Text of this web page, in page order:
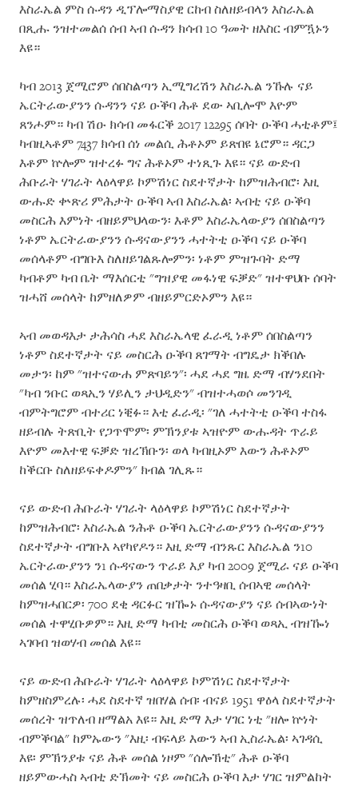
እስራኤል ምስ ሱዳን ዲፕሎማስያዊ ርከብ ስለዘይብላን እስራኤል
በጺሑ ንዝተመልሰ ሰብ ኣብ ሱዳን ክሳብ 10 ዓመት ዘእስር ብምዃኑን
እዩ።
ካብ 2013 ጀሚሮም ሰበስልጣን ኢሚግረሽን እስራኤል ንኹሉ ናይ
ኤርትራውያንን ሱዳንን ናይ ዑቕባ ሕቶ ደው ኣቢሎሞ እዮም
ጸንሖም። ካብ ሽዑ ክሳብ መፋርቕ 2017 12295 ሰባት ዑቕባ ሓቲቶም፤
ካብዚኣቶም 7437 ክሳብ ሰነ መልሲ ሕቶኦም ይጽበዩ ኔሮም። ዳርጋ
እቶም ኵሎም ዝተረፉ ግና ሕቶኦም ተነጺጉ እዩ። ናይ ውድብ
ሕቡራት ሃገራት ላዕላዋይ ኮምሽነር ስደተኛታት ከምዝሕብሮ፡ እዚ
ውሑድ ቍጽሪ ምሕታት ዑቕባ ኣብ እስራኤል፡ ኣብቲ ናይ ዑቕባ
መስርሕ እምነት ብዘይምህላውን፡ እቶም እስራኤላውያን ሰበስልጣን
ነቶም ኤርትራውያንን ሱዳናውያንን ሓተትቲ ዑቕባ ናይ ዑቕባ
መሰላቶም ብግቡእ ስለዘይገልጹሎምን፡ ነቶም ምዝጉባት ድማ
ካብቶም ካብ ቤት ማእሰርቲ "ግዝያዊ መፋነዊ ፍቓድ" ዝተዋህቡ ሰባት
ዝሓሸ መሰላት ከምዘለዎም ብዘይምርድኦምን እዩ።
ኣብ መወዳእታ ታሕሳስ ሓደ እስራኤላዊ ፈራዲ ነቶም ሰበስልጣን
ነቶም ስደተኛታት ናይ መስርሕ ዑቕባ ጸገማት ብግዴታ ክቕበሉ
መታን፡ ከም "ዝተናውሐ ምጽባይን"፡ ሓደ ሓደ ግዜ ድማ ብሃንደበት
"ካብ ንቡር ወጻኢን ሃይሊን ታህዲድን" ብዝተሓወሶ መንገዲ
ብምትግሮም ብተሪር ነቒፉ። እቲ ፈራዲ፡ "ገለ ሓተትቲ ዑቕባ ተስፋ
ዘይብሉ ትጽቢት የጋጥሞም፡ ምኽንያቱ ኣዝዮም ውሑዳት ጥራይ
እዮም መእተዊ ፍቓድ ዝረኽቡን፡ ወላ ካብዚኦም እውን ሕቶኦም
ከቕርቡ ስለዘይፍቀዶምን" ክብል ገሊጹ።
ናይ ውድብ ሕቡራት ሃገራት ላዕላዋይ ኮምሽነር ስደተኛታት
ከምዝሕብሮ፡ እስራኤል ንሕቶ ዑቕባ ኤርትራውያንን ሱዳናውያንን
ስደተኛታት ብግቡእ ኣየካየዶን። እዚ ድማ ብንጹር እስራኤል ን10
ኤርትራውያንን ን1 ሱዳናውን ጥራይ እያ ካብ 2009 ጀሚራ ናይ ዑቕባ
መሰል ሂባ። እስራኤላውያን ጠበቃታት ንተዓዛቢ ሰብኣዊ መሰላት
ከምዝሓበርዎ፡ 700 ደቂ ዳርፉር ዝዀኑ ሱዳናውያን ናይ ሰብኣውነት
መሰል ተዋሂቡዎም። እዚ ድማ ካብቲ መስርሕ ዑቕባ ወጻኢ ብዝዀነ
ኣገባብ ዝወሃብ መሰል እዩ።
ናይ ውድብ ሕቡራት ሃገራት ላዕላዋይ ኮምሽነር ስደተኛታት
ከምዘስምረሉ፡ ሓደ ስደተኛ ዝበሃል ሰብ፡ ብናይ 1951 ዋዕላ ስደተኛታት
መሰረት ዝጥለብ ዘማልአ እዩ። እዚ ድማ እታ ሃገር ነቲ "ዘሎ ኵነት
ብምቕባል" ከምኡውን "እዚ፡ ብፍላይ እውን ኣብ ኢስራኤል፡ ኣገዳሲ
እዩ፡ ምኽንያቱ ናይ ሕቶ መሰል ነዞም "ሰሎኽቲ" ሕቶ ዑቕባ
ዘይምውሓስ ኣብቲ ድኽመት ናይ መስርሕ ዑቕባ እታ ሃገር ዝምልከት